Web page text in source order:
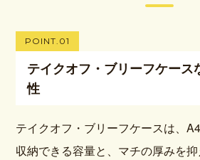
POINT.01
テイクオフ・ブリーフケース
性
テイクオフ・ブリーフケースは、
収納できる容量と、マチの厚みを